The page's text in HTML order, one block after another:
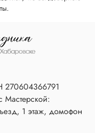
1 этаж, домофон